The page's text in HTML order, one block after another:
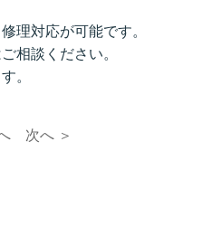
理対応が可能です。
相談ください。
。
次へ ＞